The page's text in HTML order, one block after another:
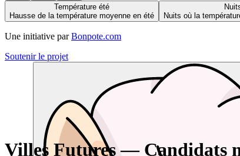
Température été
Hausse de la température moyenne en été
Nuits où la
Une initiative par Bonpote.com
Soutenir le projet
Villes Futures — Candidats